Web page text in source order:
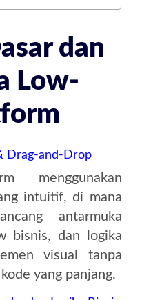
dan
Low-
Drag-and-Drop
menggunakan
intuitif, di mana
antarmuka
bisnis, dan logika
visual tanpa
yang panjang.